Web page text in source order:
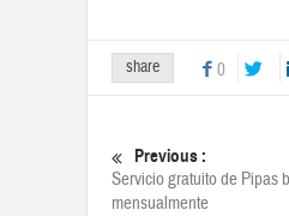
share 0
Previous :
Servicio gratuito de Pipas
mensualmente